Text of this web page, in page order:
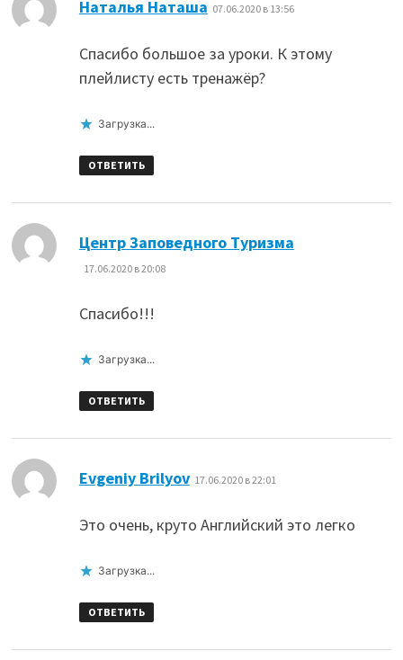
Наталья Наташа 07.06.2020 в 13:56
Спасибо большое за уроки. К этому
плейлисту есть тренажёр?
Загрузка...
ОТВЕТИТЬ
Центр Заповедного Туризма
17.06.2020 в 20:08
Спасибо!!!
Загрузка...
ОТВЕТИТЬ
Evgeniy Brilyov: 17.06.2020 в 22:01
Это очень, круто Английский это легко
Загрузка...
ОТВЕТИТЬ